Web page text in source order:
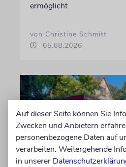
ermöglicht
von Christine Schmitt
05.08.2026
Auf dieser Seite können Sie
Zwecken und Anbietern
personenbezogene Daten auf
verarbeiten. Weitergehende
in unserer